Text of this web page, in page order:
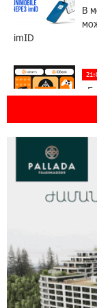
В
imID
будет уже поздно
значит сам